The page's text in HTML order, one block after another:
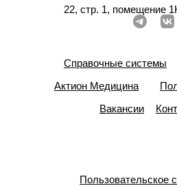
22, стр. 1, помещение
Справочные системы
Актион Медицина
Вакансии
Пользовательское